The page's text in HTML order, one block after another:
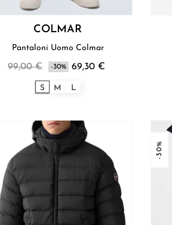
COLMAR
Pantaloni Uomo Colmar
99,00 € -30% 69,30 €
S M L
-30%